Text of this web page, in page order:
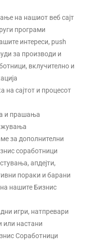
на нашиот веб сајт
програми
интереси, push
за производи и
вклучително и
на сајтот и процесот
и прашања
за дополнителни
соработници
апдејти,
пораки и барани
нашите Бизнис
игри, натпревари
или настани
Соработници